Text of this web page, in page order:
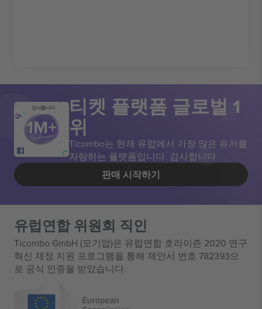
감사합니다 티켓 플랫폼 글로벌 1
위
Ticombo는 현재 유럽에서 가장 많은 유저를
자랑하는 플랫폼입니다. 감사합니다
판매 시작하기
유럽연합 위원회 직인
Ticombo GmbH (모기업)은 유럽연합 호라이즌 2020 연구
혁신 재정 지원 프로그램을 통해 제안서 번호 782393으
로 공식 인증을 받았습니다.